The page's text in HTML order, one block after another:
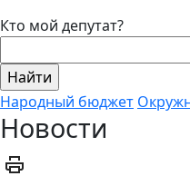
Кто мой депутат?
Народный бюджет
Новости